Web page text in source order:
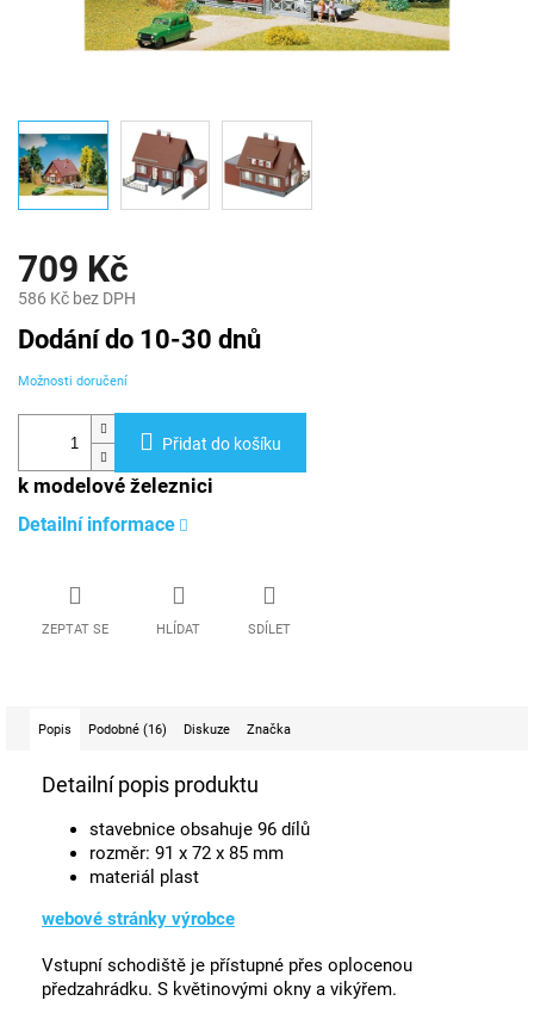
709 Kč
586 Kč bez DPH
Měrná
cena:
Dodání do 10-30 dnů
Možnosti doručení
Přidat do košíku
k modelové železnici
Detailní informace
ZEPTAT SE HLÍDAT SDÍLET
Popis Podobné (16) Diskuze Značka
Detailní popis produktu
stavebnice obsahuje 96 dílů
rozměr: 91 x 72 x 85 mm
materiál plast
webové stránky výrobce
Vstupní schodiště je přístupné přes oplocenou
předzahrádku. S květinovými okny a vikýřem.